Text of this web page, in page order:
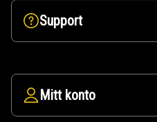
Support
Mitt konto